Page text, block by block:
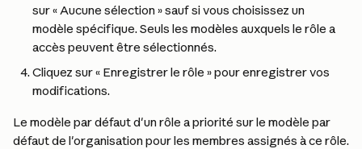
sur « Aucune sélection » sauf si vous choisissez un
modèle spécifique. Seuls les modèles auxquels le rôle a
accès peuvent être sélectionnés.
Cliquez sur « Enregistrer le rôle » pour enregistrer vos
modifications.
Le modèle par défaut d'un rôle a priorité sur le modèle par
défaut de l'organisation pour les membres assignés à ce rôle.